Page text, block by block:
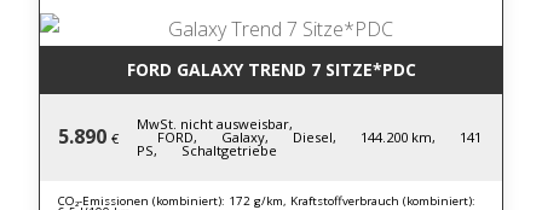
FORD GALAXY TREND 7 SITZE*PDC
5.890 €
MwSt. nicht ausweisbar,
FORD, Galaxy, Diesel, 144.200 km, 141
PS, Schaltgetriebe
CO₂-Emissionen (kombiniert): 172 g/km, Kraftstoffverbrauch (kombiniert):